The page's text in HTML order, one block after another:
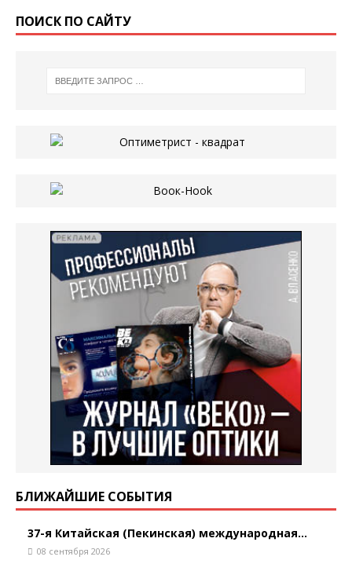
ПОИСК ПО САЙТУ
БЛИЖАЙШИЕ СОБЫТИЯ
37-я Китайская (Пекинская) международная...
08 сентября 2026